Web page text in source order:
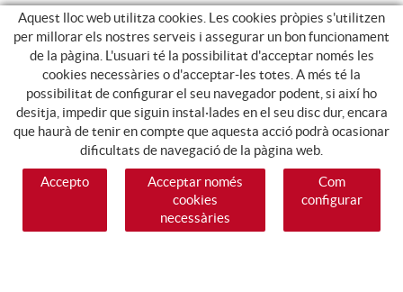
Aquest lloc web utilitza cookies. Les cookies pròpies s'utilitzen
per millorar els nostres serveis i assegurar un bon funcionament
de la pàgina. L'usuari té la possibilitat d'acceptar només les
cookies necessàries o d'acceptar-les totes. A més té la
possibilitat de configurar el seu navegador podent, si així ho
desitja, impedir que siguin instal·lades en el seu disc dur, encara
que haurà de tenir en compte que aquesta acció podrà ocasionar
dificultats de navegació de la pàgina web.
Accepto
Acceptar només
cookies
necessàries
Com
configurar